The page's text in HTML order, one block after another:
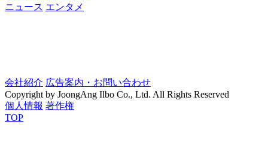
ニュース エンタメ
会社紹介 広告案内・お問い合わせ
Copyright by JoongAng Ilbo Co., Ltd. All Rights Reserved
個人情報 著作権
TOP